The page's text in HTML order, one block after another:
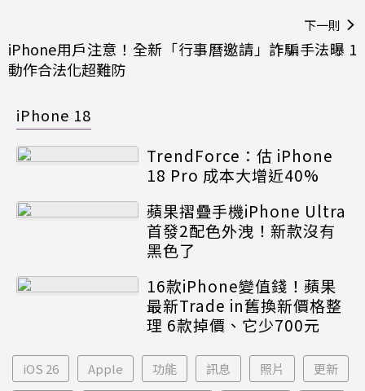
下一則
iPhone用戶注意！全新「行事曆邀請」詐騙手法曝 1
動作合法化超難防
iPhone 18
TrendForce：估 iPhone
18 Pro 成本大增近40%
蘋果摺疊手機iPhone Ultra
首發2配色外洩！新款沒有
黑色了
16款iPhone變值錢！蘋果
最新Trade in舊換新價格整
理 6款掉價、它少700元
iOS 26 Apple 功能 訊息 照片 更新